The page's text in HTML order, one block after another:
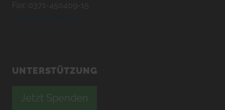
Fax: 0371-450409-15
UNTERSTÜTZUNG
Jetzt Spenden